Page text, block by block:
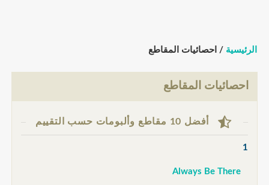
الرئيسية / احصائيات المقاطع
احصائيات المقاطع
أفضل 10 مقاطع وألبومات حسب التقييم
1
Always Be There